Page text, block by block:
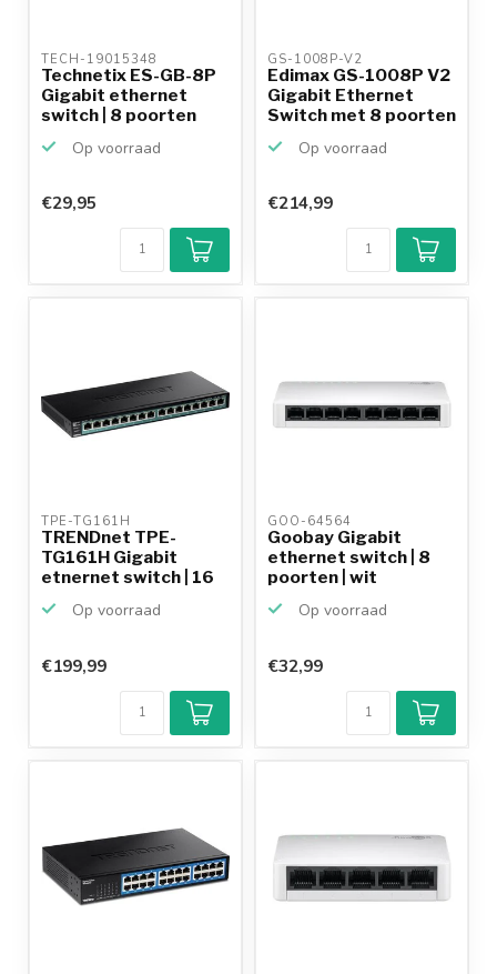
TECH-19015348
Technetix ES-GB-8P
Gigabit ethernet
switch | 8 poorten
Op voorraad
€29,95
GS-1008P-V2
Edimax GS-1008P V2
Gigabit Ethernet
Switch met 8 poorten
Op voorraad
€214,99
TPE-TG161H
TRENDnet TPE-
TG161H Gigabit
etnernet switch | 16
Op voorraad
€199,99
GOO-64564
Goobay Gigabit
ethernet switch | 8
poorten | wit
Op voorraad
€32,99